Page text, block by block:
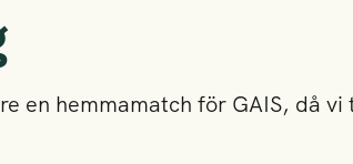
en hemmamatch för GAIS, då